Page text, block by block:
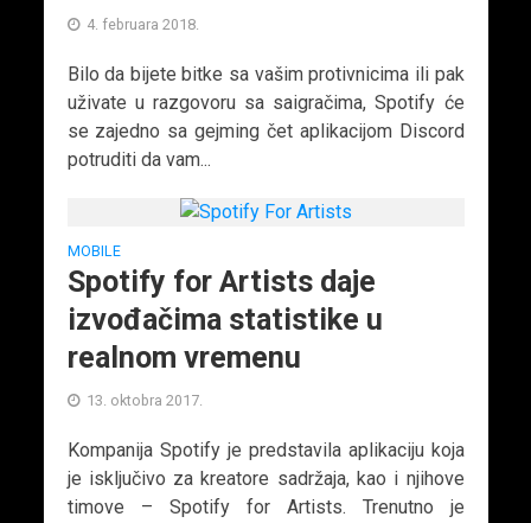
4. februara 2018.
Bilo da bijete bitke sa vašim protivnicima ili pak
uživate u razgovoru sa saigračima, Spotify će
se zajedno sa gejming čet aplikacijom Discord
potruditi da vam...
MOBILE
Spotify for Artists daje
izvođačima statistike u
realnom vremenu
13. oktobra 2017.
Kompanija Spotify je predstavila aplikaciju koja
je isključivo za kreatore sadržaja, kao i njihove
timove – Spotify for Artists. Trenutno je